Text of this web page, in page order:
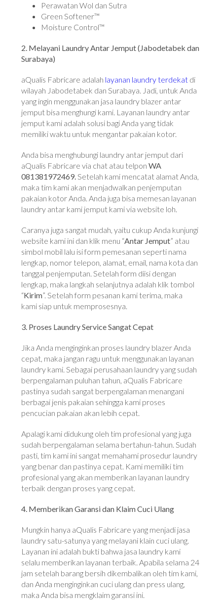
Perawatan Wol dan Sutra
Green Softener™
Moisture Control™
2. Melayani Laundry Antar Jemput (Jabodetabek dan
Surabaya)
aQualis Fabricare adalah layanan laundry terdekat di
wilayah Jabodetabek dan Surabaya. Jadi, untuk Anda
yang ingin menggunakan jasa laundry blazer antar
jemput bisa menghungi kami. Layanan laundry antar
jemput kami adalah solusi bagi Anda yang tidak
memiliki waktu untuk mengantar pakaian kotor.
Anda bisa menghubungi laundry antar jemput dari
aQualis Fabricare via chat atau telponWA
081381972469. Setelah kami mencatat alamat Anda,
maka tim kami akan menjadwalkan penjemputan
pakaian kotor Anda. Anda juga bisa memesan layanan
laundry antar kami jemput kami via website loh.
Caranya juga sangat mudah, yaitu cukup Anda kunjungi
website kami ini dan klik menu “Antar Jemput” atau
simbol mobil lalu isi form pemesanan seperti nama
lengkap, nomor telepon, alamat, email, nama kota dan
tanggal penjemputan. Setelah form diisi dengan
lengkap, maka langkah selanjutnya adalah klik tombol
“Kirim”. Setelah form pesanan kami terima, maka
kami siap untuk memprosesnya.
3. Proses Laundry Service Sangat Cepat
Jika Anda menginginkan proses laundry blazer Anda
cepat, maka jangan ragu untuk menggunakan layanan
laundry kami. Sebagai perusahaan laundry yang sudah
berpengalaman puluhan tahun, aQualis Fabricare
pastinya sudah sangat berpengalaman menangani
berbagai jenis pakaian sehingga kami proses
pencucian pakaian akan lebih cepat.
Apalagi kami didukung oleh tim profesional yang juga
sudah berpengalaman selama bertahun-tahun. Sudah
pasti, tim kami ini sangat memahami prosedur laundry
yang benar dan pastinya cepat. Kami memiliki tim
profesional yang akan memberikan layanan laundry
terbaik dengan proses yang cepat.
4. Memberikan Garansi dan Klaim Cuci Ulang
Mungkin hanya aQualis Fabricare yang menjadi jasa
laundry satu-satunya yang melayani klain cuci ulang.
Layanan ini adalah bukti bahwa jasa laundry kami
selalu memberikan layanan terbaik. Apabila selama 24
jam setelah barang bersih dikembalikan oleh tim kami,
dan Anda menginginkan cuci ulang dan press ulang,
maka Anda bisa mengklaim garansi ini.